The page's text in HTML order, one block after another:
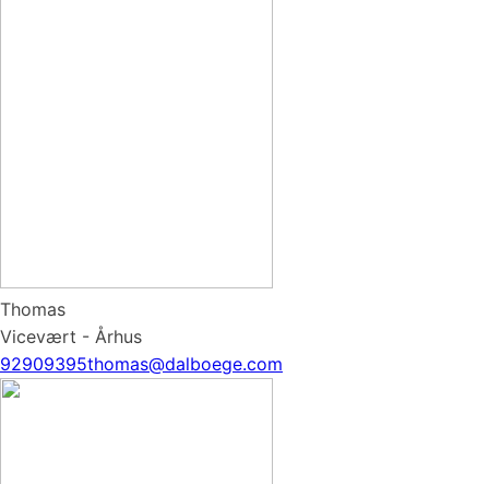
Thomas
Vicevært - Århus
92909395thomas@dalboege.com